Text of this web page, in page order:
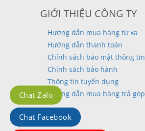
GIỚI THIỆU CÔNG TY
Hướng dẫn mua hàng từ xa
Hướng dẫn thanh toán
Chính sách bảo mật thông tin
Chính sách bảo hành
Thông tin tuyển dụng
Hướng dẫn mua hàng trả góp
Chat Zalo
Chat Facebook